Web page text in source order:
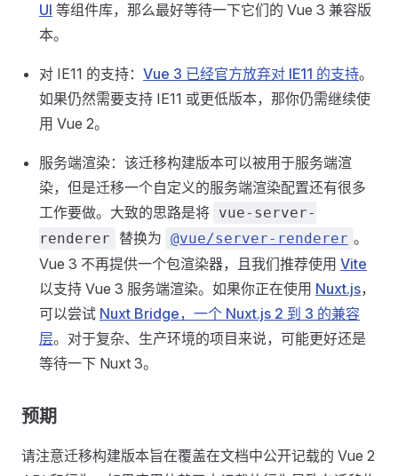
UI 等组件库，那么最好等待一下它们的 Vue 3 兼容版
本。
对 IE11 的支持： Vue 3 已经官方放弃对 IE11 的支持。
如果仍然需要支持 IE11 或更低版本，那你仍需继续使
用 Vue 2。
服务端渲染：该迁移构建版本可以被用于服务端渲
染，但是迁移一个自定义的服务端渲染配置还有很多
工作要做。大致的思路是将 vue-server-
renderer
替换为 @vue/server-renderer 。
Vue 3 不再提供一个包渲染器，且我们推荐使用 Vite
以支持 Vue 3 服务端渲染。如果你正在使用 Nuxt.js，
可以尝试 Nuxt Bridge，一个 Nuxt.js 2 到 3 的兼容
层。对于复杂、生产环境的项目来说，可能更好还是
等待一下 Nuxt 3。
预期
请注意迁移构建版本旨在覆盖在文档中公开记载的 Vue 2